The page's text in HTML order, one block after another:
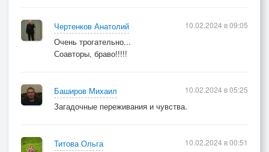
Чертенков Анатолий
Очень трогательно...
Соавторы, браво!!!!!
10.02.2024 в 09:05
Баширов Михаил
Загадочные переживания и чувства.
10.02.2024 в 05:25
Титова Ольга
10.02.2024 в 00:51